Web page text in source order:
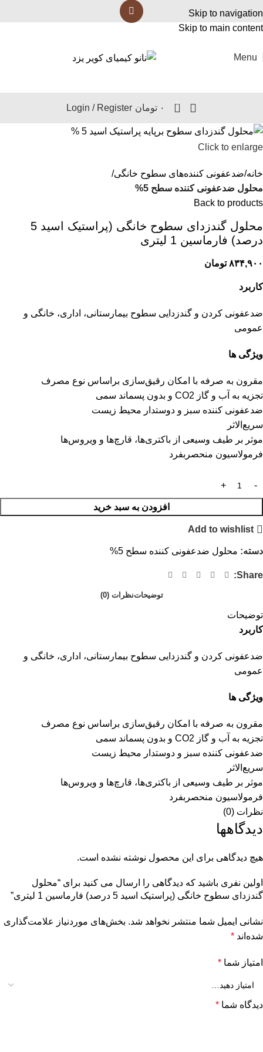
Skip to navigation
Skip to main content
Menu
0 ۰ تومان Login / Register
Click to enlarge
خانه ضدعفونی کننده‌های سطوح خانگی
محلول ضدعفونی کننده سطح 5%
Back to products
محلول گندزدای سطوح خانگی (پراستیک اسید 5
درصد) فارماسین 1 لیتری
۸۳۴,۹۰۰ تومان
کاربرد
ضدعفونی کردن و گندزدایی سطوح بیمارستانی، اداری، خانگی و
عمومی
ویژگی ها
مقرون به صرفه با امکان رقیق‌سازی براساس نوع مصرف
تجزیه به آب و گاز CO2 و بدون پسماند سمی
ضدعفونی کننده سبز و دوستدار محیط زیست
سریع‌الاثر
موثر بر طیف وسیعی از باکتری‌ها، قارچ‌ها و ویروس‌ها
فرمولاسیون منحصربفرد
افزودن به سبد خرید
Add to wishlist
دسته: محلول ضدعفونی کننده سطح 5%
Share:
توضیحاتنظرات (0)
توضیحات
کاربرد
ضدعفونی کردن و گندزدایی سطوح بیمارستانی، اداری، خانگی و
عمومی
ویژگی ها
مقرون به صرفه با امکان رقیق‌سازی براساس نوع مصرف
تجزیه به آب و گاز CO2 و بدون پسماند سمی
ضدعفونی کننده سبز و دوستدار محیط زیست
سریع‌الاثر
موثر بر طیف وسیعی از باکتری‌ها، قارچ‌ها و ویروس‌ها
فرمولاسیون منحصربفرد
نظرات (0)
دیدگاهها
هیچ دیدگاهی برای این محصول نوشته نشده است.
اولین نفری باشید که دیدگاهی را ارسال می کنید برای “محلول
گندزدای سطوح خانگی (پراستیک اسید 5 درصد) فارماسین 1 لیتری”
نشانی ایمیل شما منتشر نخواهد شد. بخش‌های موردنیاز علامت‌گذاری
شده‌اند *
امتیاز شما *
دیدگاه شما *